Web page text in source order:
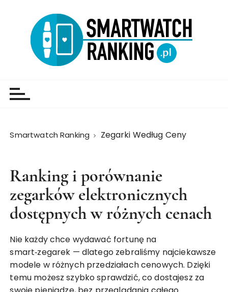
Smartwatch Ranking Zegarki Według Ceny
Ranking i porównanie
zegarków elektronicznych
dostępnych w różnych cenach
Nie każdy chce wydawać fortunę na
smart‑zegarek — dlatego zebraliśmy najciekawsze
modele w różnych przedziałach cenowych. Dzięki
temu możesz szybko sprawdzić, co dostajesz za